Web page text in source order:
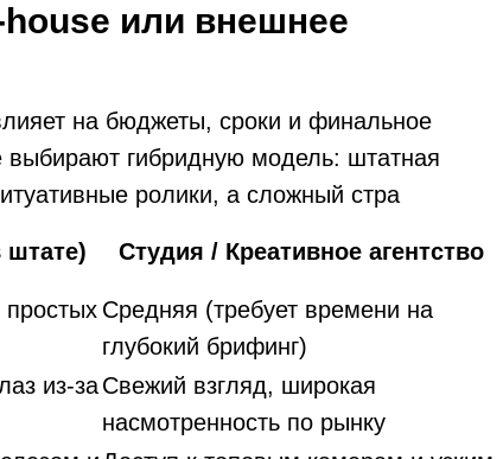
или внешнее
на бюджеты, сроки и финальное
гибридную модель: штатная
ролики, а сложный стра
штате) Студия / Креативное агентство
Средняя (требует времени на
глубокий брифинг)
из-заСвежий взгляд, широкая
насмотренность по рынку